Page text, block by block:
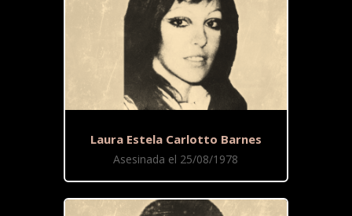
Laura Estela Carlotto Barnes
Asesinada el 25/08/1978